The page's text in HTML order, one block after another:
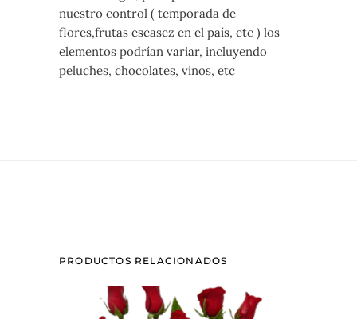
nuestro control ( temporada de
flores,frutas escasez en el país, etc ) los
elementos podrían variar, incluyendo
peluches, chocolates, vinos, etc
PRODUCTOS RELACIONADOS